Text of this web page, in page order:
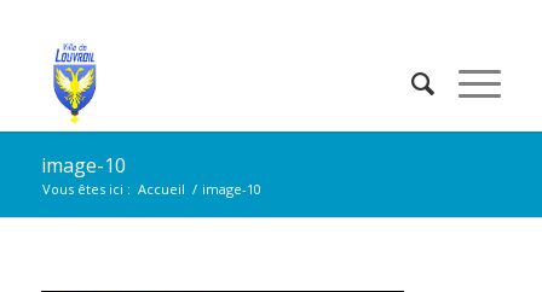
image-10
Vous êtes ici : Accueil / image-10